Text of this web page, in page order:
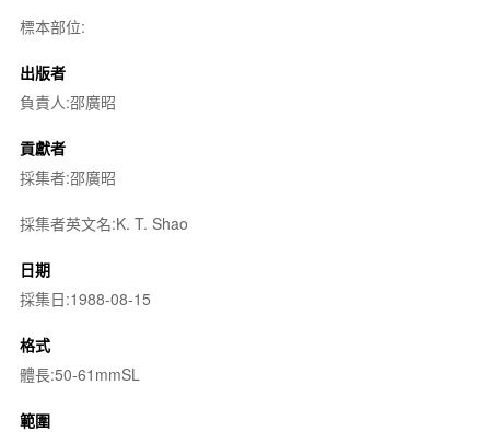
標本部位:
出版者
負責人:邵廣昭
貢獻者
採集者:邵廣昭
採集者英文名:K. T. Shao
日期
採集日:1988-08-15
格式
體長:50-61mmSL
範圍